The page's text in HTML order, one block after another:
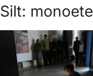
Silt: